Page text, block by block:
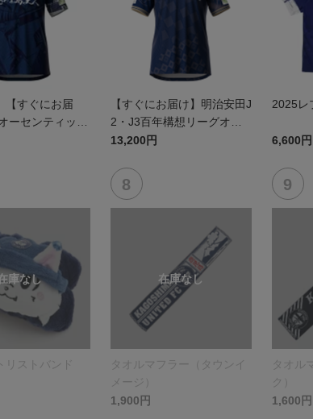
【すぐにお届
ーセンティック
FP1st
【すぐにお届け】明治安田J
2・J3百年構想リーグオー
センティックユニフォーム
13,200円
2025レ
6,600円
リストバンド
タオルマフラー（タウンイ
メージ）
1,900円
タオル
ク）
1,600円